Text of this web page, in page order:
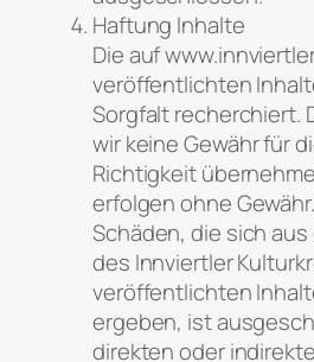
Haftung Inhalte
Die auf
veröffentlichten
Sorgfalt recherchiert.
wir keine Gewähr für
Richtigkeit
erfolgen ohne
Schäden, die sich
des Innviertler
veröffentlichten
ergeben, ist
direkten oder